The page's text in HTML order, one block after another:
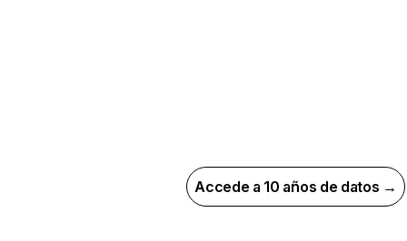
Accede a 10 años de datos →